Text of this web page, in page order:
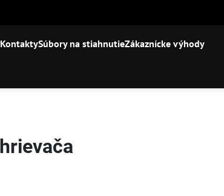
KontaktySúbory na stiahnutieZákaznícke výhody